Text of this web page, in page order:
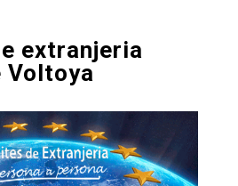
extranjeria
Voltoya